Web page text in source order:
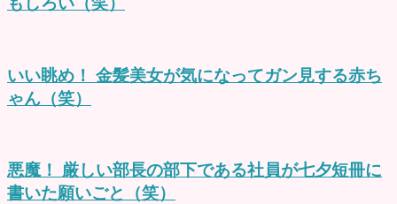
いい眺め！ 金髪美女が気になってガン見する赤ち
ゃん（笑）
悪魔！ 厳しい部長の部下である社員が七夕短冊に
書いた願いごと（笑）